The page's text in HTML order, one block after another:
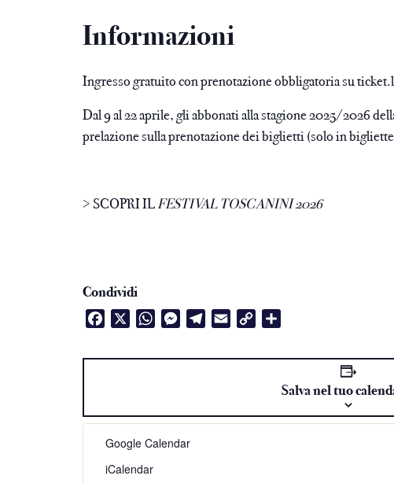
Informazioni
Ingresso gratuito con prenotazione obbligatoria su
Dal 9 al 22 aprile, gli abbonati alla stagione 2025/2026
prelazione sulla prenotazione dei biglietti (solo in
> SCOPRI ILFESTIVAL TOSCANINI 2026
Condividi
Facebook
X WhatsAppMessenger
Telegram
Email
Copy
Salva nel tuo
Google Calendar
iCalendar